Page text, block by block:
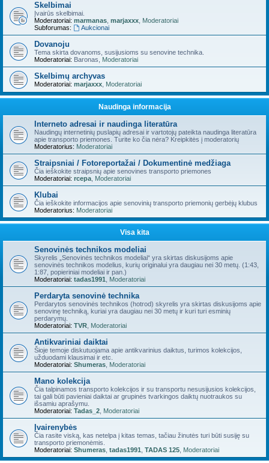
Skelbimai
Įvairūs skelbimai.
Moderatoriai: marmanas marjaxxx Moderatoriai
Subforumas:
Aukcionai
Dovanoju
Tema skirta dovanoms, susijusioms su senovine technika.
Moderatoriai: Baronas Moderatoriai
Skelbimų archyvas
Moderatoriai: marjaxxx Moderatoriai
Naudinga informacija
Interneto adresai ir naudinga literatūra
Naudingų internetinių puslapių adresai ir vartotojų pateikta naudinga literatūra
apie transporto priemones. Turite ko čia nėra? Kreipkitės į moderatorių
Moderatorius: Moderatoriai
Straipsniai / Fotoreportažai / Dokumentinė medžiaga
Čia ieškokite straipsnių apie senovines transporto priemones
Moderatoriai: rcepa Moderatoriai
Klubai
Čia ieškokite informacijos apie senovinių transporto priemonių gerbėjų klubus
Moderatorius: Moderatoriai
Visa kita
Senovinės technikos modeliai
Skyrelis „Senovinės technikos modeliai“ yra skirtas diskusijoms apie
senovinės technikos modelius, kurių originalui yra daugiau nei 30 metų. (1:43,
1:87, popieriniai modeliai ir pan.)
Moderatoriai: tadas1991 Moderatoriai
Perdaryta senovinė technika
Perdarytos senovinės technikos (hotrod) skyrelis yra skirtas diskusijoms apie
senovinę techniką, kuriai yra daugiau nei 30 metų ir kuri turi esminių
perdarymų.
Moderatoriai: TVR Moderatoriai
Antikvariniai daiktai
Šioje temoje diskutuojama apie antikvarinius daiktus, turimos kolekcijos,
užduodami klausimai ir etc.
Moderatoriai: Shumeras Moderatoriai
Mano kolekcija
Čia talpinamos transporto kolekcijos ir su transportu nesusijusios kolekcijos,
tai gali būti pavieniai daiktai ar grupinės tvarkingos daiktų nuotraukos su
išsamiu aprašymu.
Moderatoriai: Tadas_2 Moderatoriai
Įvairenybės
Čia rasite viską, kas netelpa į kitas temas, tačiau žinutės turi būti susiję su
transporto priemonėmis.
Moderatoriai: Shumeras tadas1991 TADAS 125 Moderatoriai